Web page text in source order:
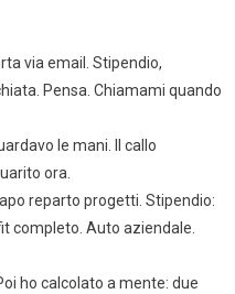
via email. Stipendio,
Pensa. Chiamami quando
le mani. Il callo
ora.
reparto progetti. Stipendio:
completo. Auto aziendale.
ho calcolato a mente: due